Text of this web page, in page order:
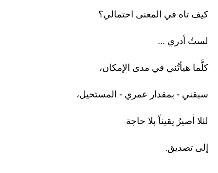
كيف تاه في المعنى احتمالي؟
لستُ أدري ...
كلَّما هيأتُني في مدى الإمكان،
سبقني - بمقدار عمري - المستحيل،
لئلا أصيرُ يقيناً بلا حاجة
إلى تصديق.